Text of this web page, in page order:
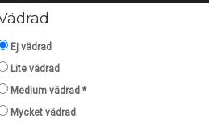
Ej vädrad
Lite vädrad
Medium vädrad *
Mycket vädrad